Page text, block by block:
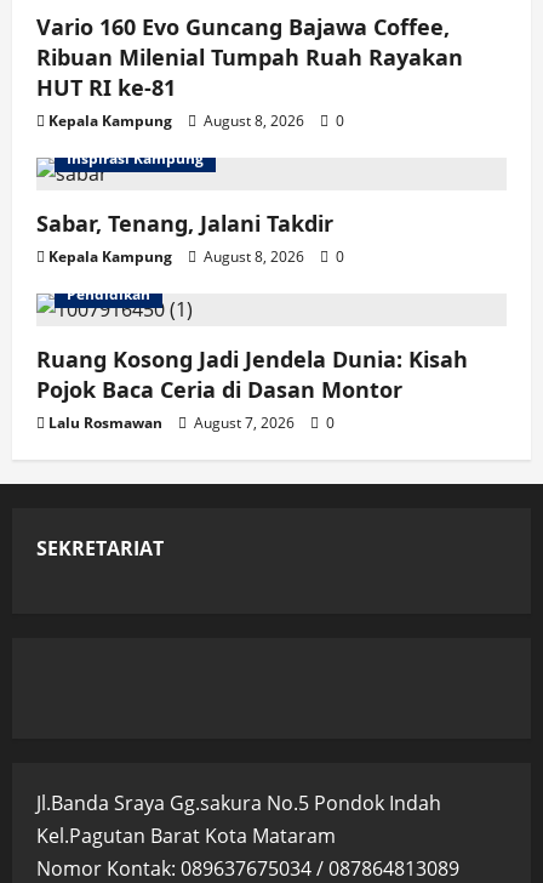
Vario 160 Evo Guncang Bajawa Coffee,
Ribuan Milenial Tumpah Ruah Rayakan
HUT RI ke-81
Kepala Kampung August 8, 2026
0
Inspirasi Kampung
Sabar, Tenang, Jalani Takdir
Kepala Kampung August 8, 2026
0
Pendidikan
Ruang Kosong Jadi Jendela Dunia: Kisah
Pojok Baca Ceria di Dasan Montor
Lalu Rosmawan August 7, 2026 0
SEKRETARIAT
Jl.Banda Sraya Gg.sakura No.5 Pondok Indah
Kel.Pagutan Barat Kota Mataram
Nomor Kontak: 089637675034 / 087864813089